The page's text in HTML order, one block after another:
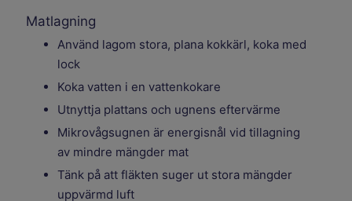
Matlagning
Använd lagom stora, plana kokkärl, koka med
lock
Koka vatten i en vattenkokare
Utnyttja plattans och ugnens eftervärme
Mikrovågsugnen är energisnål vid tillagning
av mindre mängder mat
Tänk på att fläkten suger ut stora mängder
uppvärmd luft